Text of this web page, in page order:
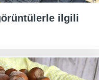
ilgili